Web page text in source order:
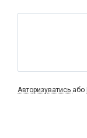
Авторизуватись або